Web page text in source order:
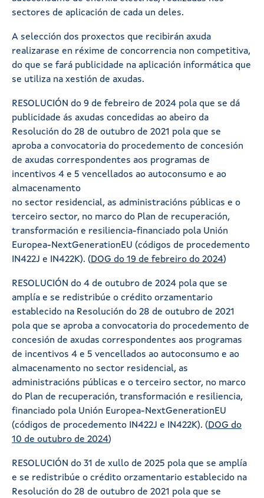
sectores de aplicación de cada un deles.
A selección dos proxectos que recibirán axuda
realizarase en réxime de concorrencia non competitiva,
do que se fará publicidade na aplicación informática que
se utiliza na xestión de axudas.
RESOLUCIÓN do 9 de febreiro de 2024 pola que se dá
publicidade ás axudas concedidas ao abeiro da
Resolución do 28 de outubro de 2021 pola que se
aproba a convocatoria do procedemento de concesión
de axudas correspondentes aos programas de
incentivos 4 e 5 vencellados ao autoconsumo e ao
almacenamento
no sector residencial, as administracións públicas e o
terceiro sector, no marco do Plan de recuperación,
transformación e resiliencia-financiado pola Unión
Europea-NextGenerationEU (códigos de procedemento
IN422J e IN422K). (DOG do 19 de febreiro do 2024)
RESOLUCIÓN do 4 de outubro de 2024 pola que se
amplía e se redistribúe o crédito orzamentario
establecido na Resolución do 28 de outubro de 2021
pola que se aproba a convocatoria do procedemento de
concesión de axudas correspondentes aos programas
de incentivos 4 e 5 vencellados ao autoconsumo e ao
almacenamento no sector residencial, as
administracións públicas e o terceiro sector, no marco
do Plan de recuperación, transformación e resiliencia,
financiado pola Unión Europea-NextGenerationEU
(códigos de procedemento IN422J e IN422K). (DOG do
10 de outubro de 2024)
RESOLUCIÓN do 31 de xullo de 2025 pola que se amplía
e se redistribúe o crédito orzamentario establecido na
Resolución do 28 de outubro de 2021 pola que se